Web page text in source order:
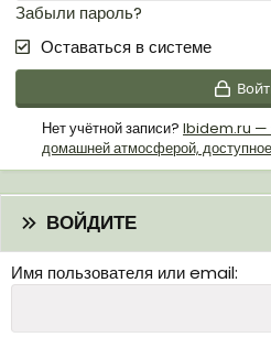
Забыли пароль?
Оставаться в системе
Нет учётной записи? Ibidem.ru —
домашней атмосферой,
ВОЙДИТЕ
Имя пользователя или email